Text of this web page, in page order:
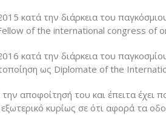
κατά την διάρκεια του
of the international congress of
κατά την διάρκεια του
ως Diplomate of the
αποφοίτησή του και έπειτα
κυρίως σε ότι αφορά τα